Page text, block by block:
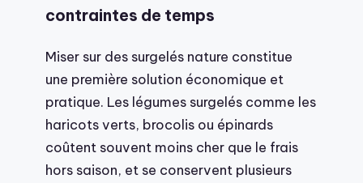
contraintes de temps
Miser sur des surgelés nature constitue
une première solution économique et
pratique. Les légumes surgelés comme les
haricots verts, brocolis ou épinards
coûtent souvent moins cher que le frais
hors saison, et se conservent plusieurs